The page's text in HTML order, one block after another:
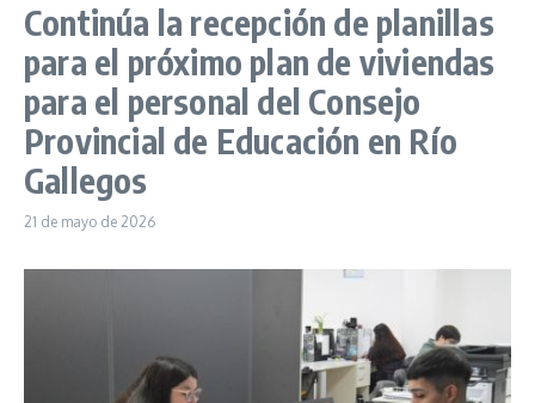
Continúa la recepción de planillas
para el próximo plan de viviendas
para el personal del Consejo
Provincial de Educación en Río
Gallegos
21 de mayo de 2026